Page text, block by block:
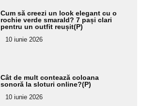
Cum să creezi un look elegant cu o
rochie verde smarald? 7 pași clari
pentru un outfit reușit(P)
10 iunie 2026
Cât de mult contează coloana
sonoră la sloturi online?(P)
10 iunie 2026